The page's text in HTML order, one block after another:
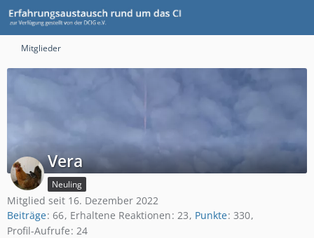
Mitglieder
Vera
Neuling
Mitglied seit 16. Dezember 2022
Beiträge 66 Erhaltene Reaktionen 23 Punkte 330
Profil-Aufrufe 24